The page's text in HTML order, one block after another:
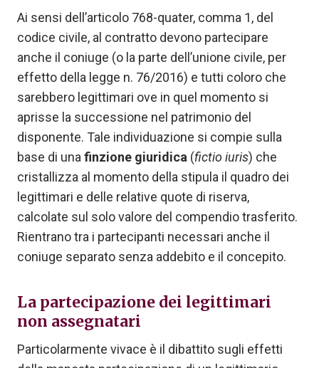
Ai sensi dell’articolo 768-quater, comma 1, del
codice civile, al contratto devono partecipare
anche il coniuge (o la parte dell’unione civile, per
effetto della legge n. 76/2016) e tutti coloro che
sarebbero legittimari ove in quel momento si
aprisse la successione nel patrimonio del
disponente. Tale individuazione si compie sulla
base di una finzione giuridica (fictio iuris) che
cristallizza al momento della stipula il quadro dei
legittimari e delle relative quote di riserva,
calcolate sul solo valore del compendio trasferito.
Rientrano tra i partecipanti necessari anche il
coniuge separato senza addebito e il concepito.
La partecipazione dei legittimari
non assegnatari
Particolarmente vivace è il dibattito sugli effetti